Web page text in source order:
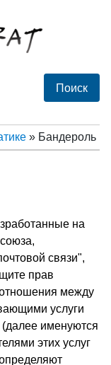
» Бандероль
на
связи",
прав
между
услуги
(далее именуются
этих услуг